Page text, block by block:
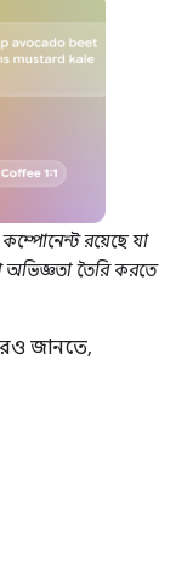
রয়েছে যা
অভিজ্ঞতা তৈরি করতে
জানতে,